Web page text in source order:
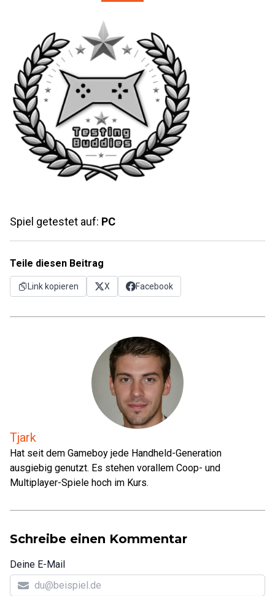
Spiel getestet auf: PC
Teile diesen Beitrag
Link kopieren X Facebook
Tjark
Hat seit dem Gameboy jede Handheld-Generation
ausgiebig genutzt. Es stehen vorallem Coop- und
Multiplayer-Spiele hoch im Kurs.
Schreibe einen Kommentar
Deine E-Mail